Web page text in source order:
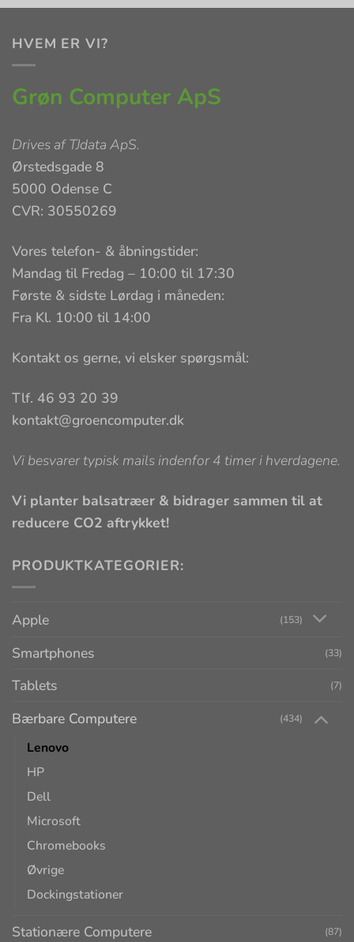
HVEM ER VI?
Grøn Computer ApS
Drives afTJdata ApS.
Ørstedsgade 8
5000 Odense C
CVR: 30550269
Vores telefon- & åbningstider:
Mandag til Fredag – 10:00 til 17:30
Første & sidste Lørdag i måneden:
Fra Kl. 10:00 til 14:00
Kontakt os gerne, vi elsker spørgsmål:
Tlf. 46 93 20 39
kontakt@groencomputer.dk
Vi besvarer typisk mails indenfor 4 timer i hverdagene.
Vi planter balsatræer & bidrager sammen til at
reducere CO2 aftrykket!
PRODUKTKATEGORIER:
Apple (153)
Smartphones (33)
Tablets (7)
Bærbare Computere (434)
Lenovo
HP
Dell
Microsoft
Chromebooks
Øvrige
Dockingstationer
Stationære Computere (87)